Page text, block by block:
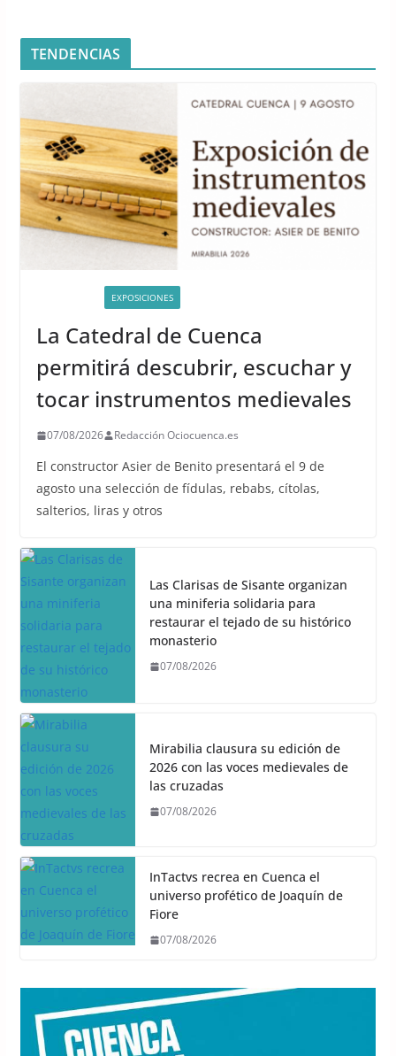
TENDENCIAS
EXPOSICIONES
La Catedral de Cuenca
permitirá descubrir, escuchar y
tocar instrumentos medievales
07/08/2026 Redacción Ociocuenca.es
El constructor Asier de Benito presentará el 9 de
agosto una selección de fídulas, rebabs, cítolas,
salterios, liras y otros
Las Clarisas de Sisante organizan
una miniferia solidaria para
restaurar el tejado de su histórico
monasterio
07/08/2026
Mirabilia clausura su edición de
2026 con las voces medievales de
las cruzadas
07/08/2026
InTactvs recrea en Cuenca el
universo profético de Joaquín de
Fiore
07/08/2026